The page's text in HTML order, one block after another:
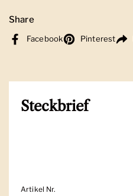
Share
Facebook Pinterest
Steckbrief
Artikel Nr.